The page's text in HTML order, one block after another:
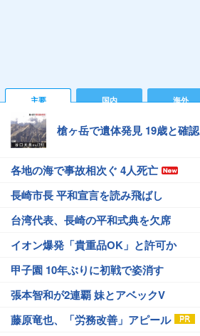
主要 国内 海外
槍ヶ岳で遺体発見 19歳と確認
各地の海で事故相次ぐ 4人死亡
長崎市長 平和宣言を読み飛ばし
台湾代表、長崎の平和式典を欠席
イオン爆発「貴重品OK」と許可か
甲子園 10年ぶりに初戦で姿消す
張本智和が2連覇 妹とアベックV
藤原竜也、「労務改善」アピール